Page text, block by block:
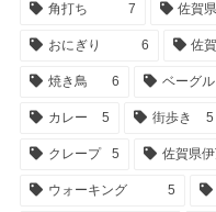
角打ち 7 佐賀
おにぎり 6 佐
焼き鳥 6 ベーグル
カレー 5 街歩き 5
クレープ 5 佐賀県
ウォーキング 5